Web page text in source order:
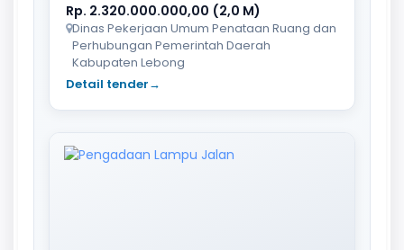
Rp. 2.320.000.000,00 (2,0 M)
Dinas Pekerjaan Umum Penataan Ruang dan
Perhubungan Pemerintah Daerah
Kabupaten Lebong
Detail tender→